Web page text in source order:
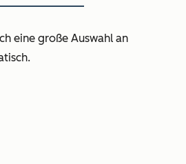
eine große Auswahl an